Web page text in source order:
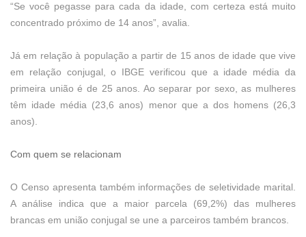
“Se você pegasse para cada da idade, com certeza está muito
concentrado próximo de 14 anos”, avalia.
Já em relação à população a partir de 15 anos de idade que vive
em relação conjugal, o IBGE verificou que a idade média da
primeira união é de 25 anos. Ao separar por sexo, as mulheres
têm idade média (23,6 anos) menor que a dos homens (26,3
anos).
Com quem se relacionam
O Censo apresenta também informações de seletividade marital.
A análise indica que a maior parcela (69,2%) das mulheres
brancas em união conjugal se une a parceiros também brancos.